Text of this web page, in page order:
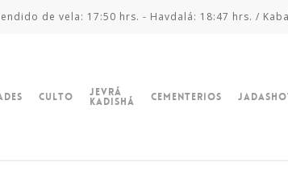
de vela: 17:50 hrs. - Havdalá: 18:47 hrs. /
Culto Jevrá
Kadishá Cementerios